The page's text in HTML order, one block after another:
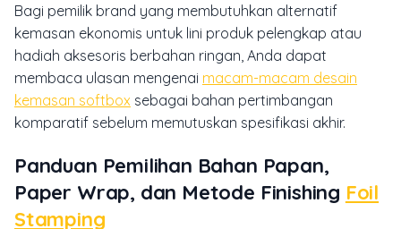
Bagi pemilik brand yang membutuhkan alternatif
kemasan ekonomis untuk lini produk pelengkap atau
hadiah aksesoris berbahan ringan, Anda dapat
membaca ulasan mengenai macam-macam desain
kemasan softbox sebagai bahan pertimbangan
komparatif sebelum memutuskan spesifikasi akhir.
Panduan Pemilihan Bahan Papan,
Paper Wrap, dan Metode Finishing Foil
Stamping